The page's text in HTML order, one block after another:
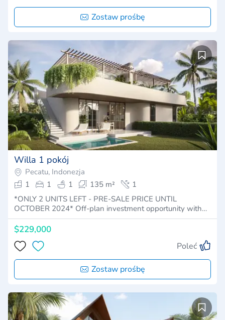
Zostaw prośbę
Willa 1 pokój
Pecatu, Indonezja
1
1 1 135 m²
1
*ONLY 2 UNITS LEFT - PRE-SALE PRICE UNTIL
OCTOBER 2024* Off-plan investment opportunity with…
$229,000
Poleć
Zostaw prośbę